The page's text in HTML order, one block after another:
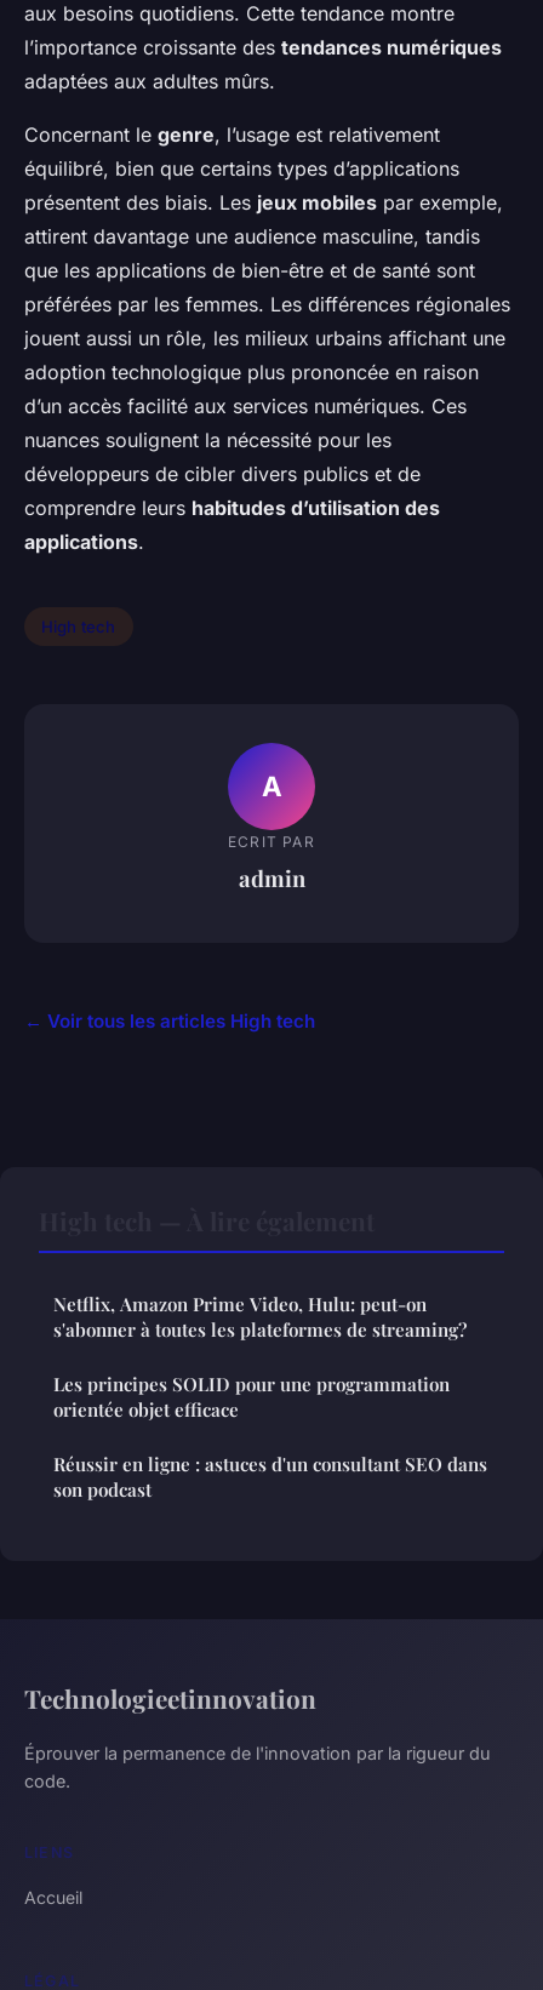
aux besoins quotidiens. Cette tendance montre
l’importance croissante des tendances numériques
adaptées aux adultes mûrs.
Concernant le genre, l’usage est relativement
équilibré, bien que certains types d’applications
présentent des biais. Les jeux mobiles par exemple,
attirent davantage une audience masculine, tandis
que les applications de bien-être et de santé sont
préférées par les femmes. Les différences régionales
jouent aussi un rôle, les milieux urbains affichant une
adoption technologique plus prononcée en raison
d’un accès facilité aux services numériques. Ces
nuances soulignent la nécessité pour les
développeurs de cibler divers publics et de
comprendre leurs habitudes d’utilisation des
applications.
High tech
A
ECRIT PAR
admin
← Voir tous les articles High tech
Netflix, Amazon Prime Video, Hulu: peut-on
s'abonner à toutes les plateformes de streaming?
Les principes SOLID pour une programmation
orientée objet efficace
Réussir en ligne : astuces d'un consultant SEO dans
son podcast
Technologieetinnovation
Éprouver la permanence de l'innovation par la rigueur du
code.
LIENS
Accueil
LÉGAL